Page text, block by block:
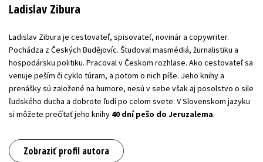
Ladislav Zibura
Ladislav Zibura je cestovateľ, spisovateľ, novinár a copywriter.
Pochádza z Českých Budějovíc. Študoval masmédiá, žurnalistiku a
hospodársku politiku. Pracoval v Českom rozhlase. Ako cestovateľ sa
venuje peším či cyklo túram, a potom o nich píše. Jeho knihy a
prenášky sú založené na humore, nesú v sebe však aj posolstvo o sile
ľudského ducha a dobrote ľudí po celom svete. V Slovenskom jazyku
si môžete prečítať jeho knihy 40 dní pešo do Jeruzalema.
Zobraziť profil autora